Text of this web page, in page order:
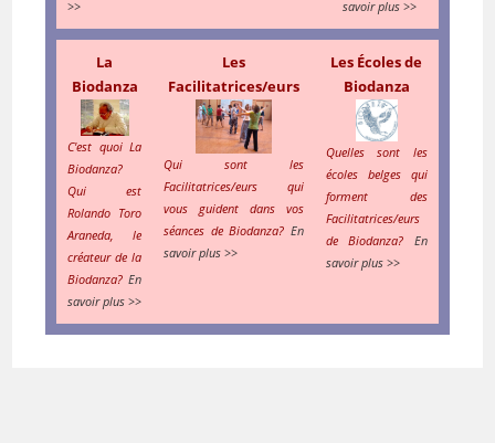
>>
savoir plus >>
La
Biodanza
C'est quoi La
Biodanza?
Qui est
Rolando Toro
Araneda, le
créateur de la
Biodanza?En
savoir plus >>
Les
Facilitatrices/eurs
Qui sont les
Facilitatrices/eurs qui
vous guident dans vos
séances de Biodanza? En
savoir plus >>
Les Écoles de
Biodanza
Quelles sont les
écoles belges qui
forment des
Facilitatrices/eurs
de Biodanza? En
savoir plus >>